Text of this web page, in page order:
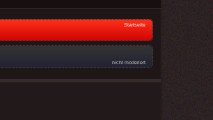
Startseite
nicht moderiert